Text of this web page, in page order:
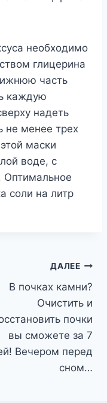
необходимо
глицерина
часть
каждую
надеть
не менее трех
маски
воде, с
Оптимальное
соли на литр
ДАЛЕЕ
В почках камни?
Очистить и
почки
вы сможете за 7
Вечером перед
сном…